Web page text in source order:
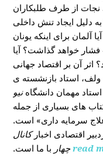
نجات از طرف طلبکاران
به دلیل ایجاد تنش داخلی
برای اینکه یونان
خواهد گذاشت؟ آیا
اثر آن بر اقتصاد جهانی
استاد بازنشسته ی
مهمان دانشگاهنیو
های بسیاری از جمله
سرمایه داری» است.
اقتصادی اخبارکانال
چهار با ما است. read